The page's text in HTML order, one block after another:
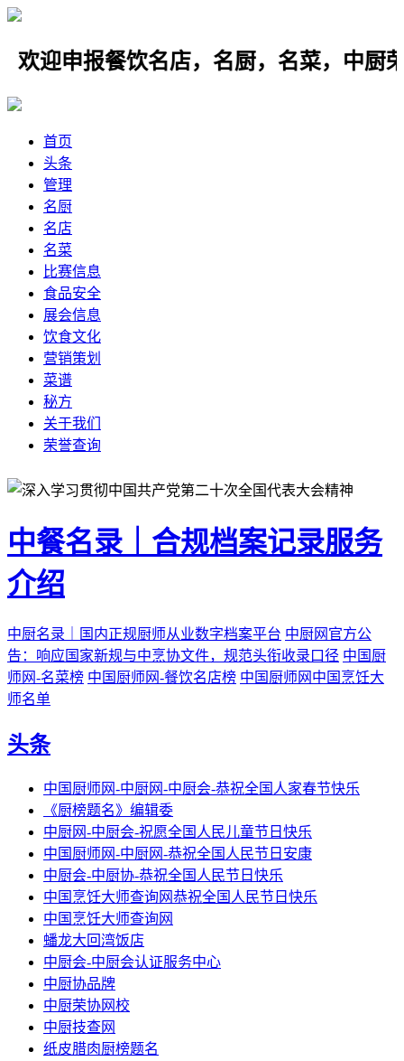
申报餐饮名店，名厨，名菜，中厨荣
首页
头条
管理
名厨
名店
名菜
比赛信息
食品安全
展会信息
饮食文化
营销策划
菜谱
秘方
关于我们
荣誉查询
中餐名录｜合规档案记录服务
介绍
中厨名录｜国内正规厨师从业数字档案平台 中厨网官方公
告：响应国家新规与中烹协文件，规范头衔收录口径 中国厨
师网-名菜榜 中国厨师网-餐饮名店榜 中国厨师网中国烹饪大
师名单
头条
中国厨师网-中厨网-中厨会-恭祝全国人家春节快乐
《厨榜题名》编辑委
中厨网-中厨会-祝愿全国人民儿童节日快乐
中国厨师网-中厨网-恭祝全国人民节日安康
中厨会-中厨协-恭祝全国人民节日快乐
中国烹饪大师查询网恭祝全国人民节日快乐
中国烹饪大师查询网
蟠龙大回湾饭店
中厨会-中厨会认证服务中心
中厨协品牌
中厨荣协网校
中厨技查网
纸皮腊肉厨榜题名